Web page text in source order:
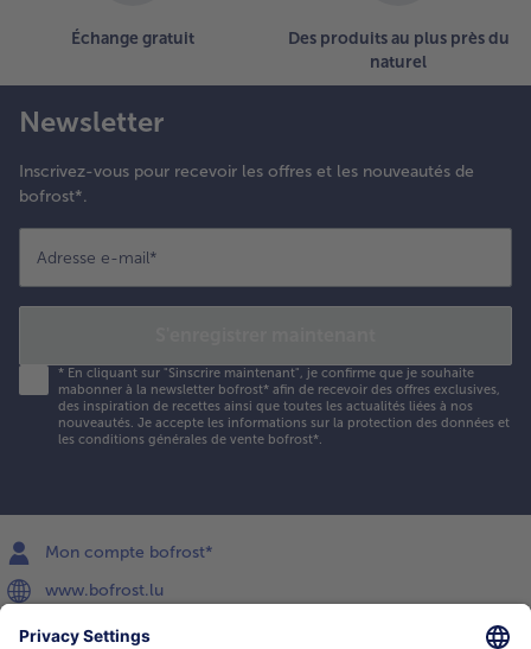
Échange gratuit
Des produits au plus près du
naturel
Newsletter
Inscrivez-vous pour recevoir les offres et les nouveautés de
bofrost*.
Adresse e-mail*
* En cliquant sur "Sinscrire maintenant", je confirme que je souhaite
mabonner à la newsletter bofrost* afin de recevoir des offres exclusives,
des inspiration de recettes ainsi que toutes les actualités liées à nos
nouveautés. Je accepte les informations sur la protection des données et
les conditions générales de vente bofrost*.
Mon compte bofrost*
www.bofrost.lu
service@bofrost.lu